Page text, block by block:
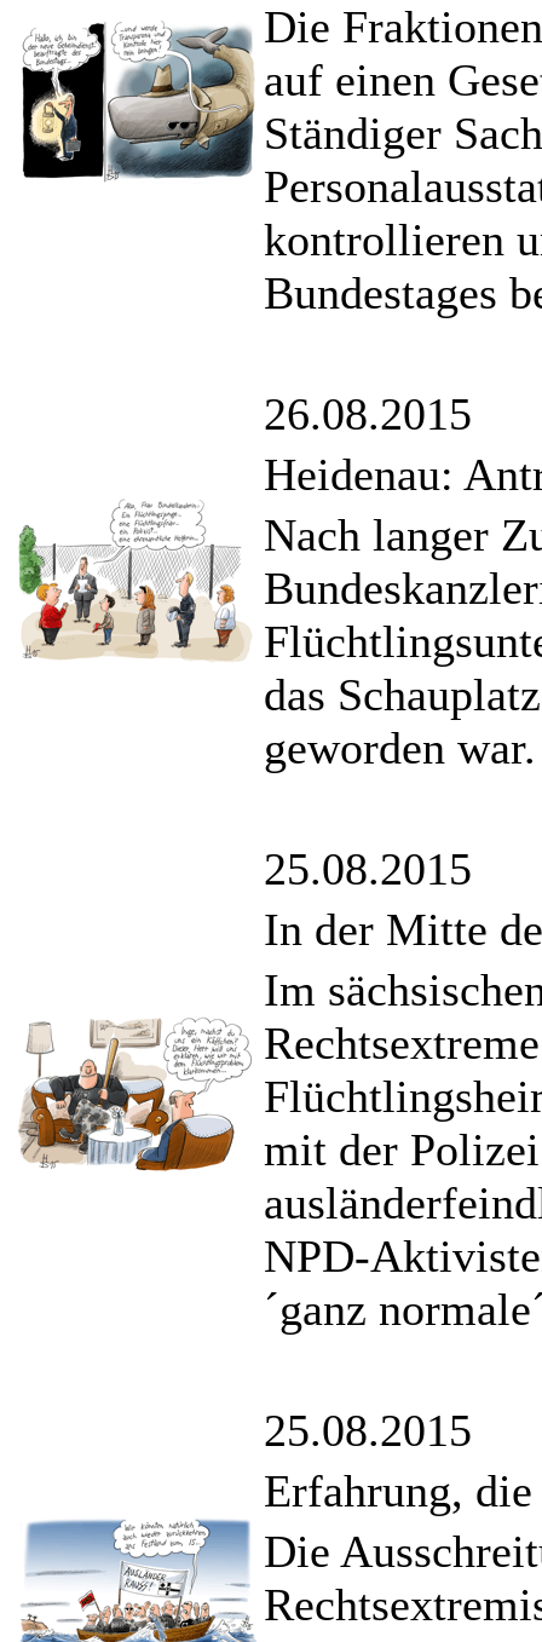
Die
auf einen
Ständiger
kontrollieren
Bundestages
26.08.2015
Heidenau:
Nach langer
das
geworden war.
25.08.2015
In der Mitte
Im
mit der
NPD-
´ganz
25.08.2015
Erfahrung,
Die